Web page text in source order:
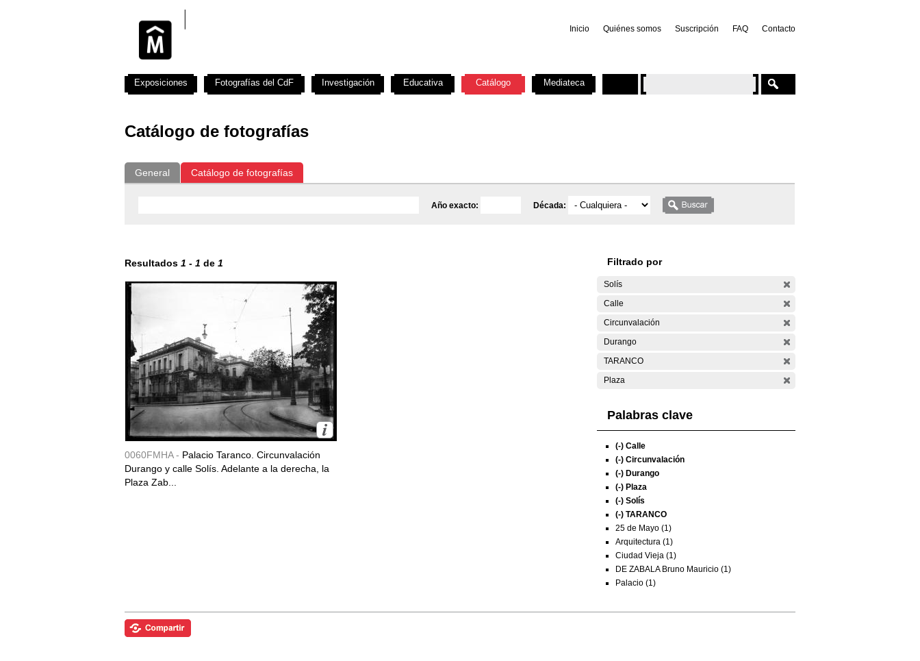
Inicio Quiénes somos Suscripción FAQ Contacto
Catálogo de fotografías
General Catálogo de fotografías
Año exacto: Década:
Resultados 1 - 1 de 1
0060FMHA - Palacio Taranco. Circunvalación
Durango y calle Solís. Adelante a la derecha, la
Plaza Zab...
Filtrado por
Solís
Calle
Circunvalación
Durango
TARANCO
Plaza
Palabras clave
(-) Calle
(-) Circunvalación
(-) Durango
(-) Plaza
(-) Solís
(-) TARANCO
25 de Mayo (1)
Arquitectura (1)
Ciudad Vieja (1)
DE ZABALA Bruno Mauricio (1)
Palacio (1)
Exposiciones Fotografías del CdF Investigación Educativa Catálogo Mediateca